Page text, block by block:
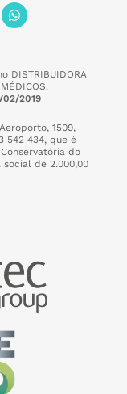
DISTRIBUIDORA
2019
1509,
542 434, que é
do
de 2.000,00